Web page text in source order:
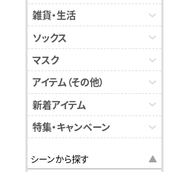
雑貨・生活
ソックス
マスク
アイテム（その他）
新着アイテム
特集・キャンペーン
シーンから探す